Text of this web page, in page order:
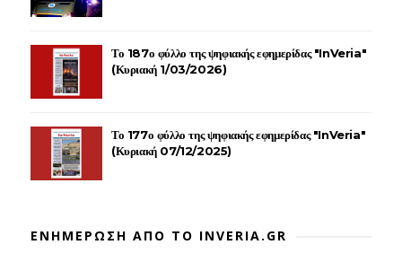
Το 187ο φύλλο της ψηφιακής εφημερίδας "InVeria"
(Κυριακή 1/03/2026)
Το 177ο φύλλο της ψηφιακής εφημερίδας "InVeria"
(Κυριακή 07/12/2025)
ΕΝΗΜΕΡΩΣΗ ΑΠΟ ΤΟ INVERIA.GR